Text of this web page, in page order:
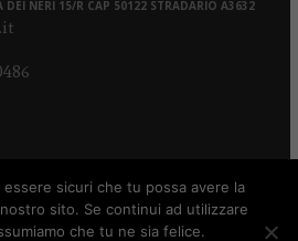
DEI NERI 15/R CAP 50122 STRADARIO A3632
sicuri che tu possa avere la
sito. Se continui ad utilizzare
che tu ne sia felice.